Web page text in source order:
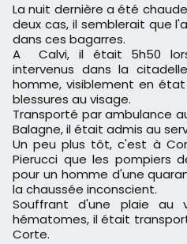
La nuit dernière a été chaude à Calvi et Corte. Dans les
deux cas, il semblerait que
dans ces bagarres.
A Calvi, il était 5h50
intervenus dans la
homme, visiblement en
blessures au visage.
Transporté par ambulance
Balagne, il était admis au
Un peu plus tôt, c'est à
Pierucci que les pompiers
pour un homme d'une
la chaussée inconscient.
Souffrant d'une plaie
hématomes, il était
Corte.